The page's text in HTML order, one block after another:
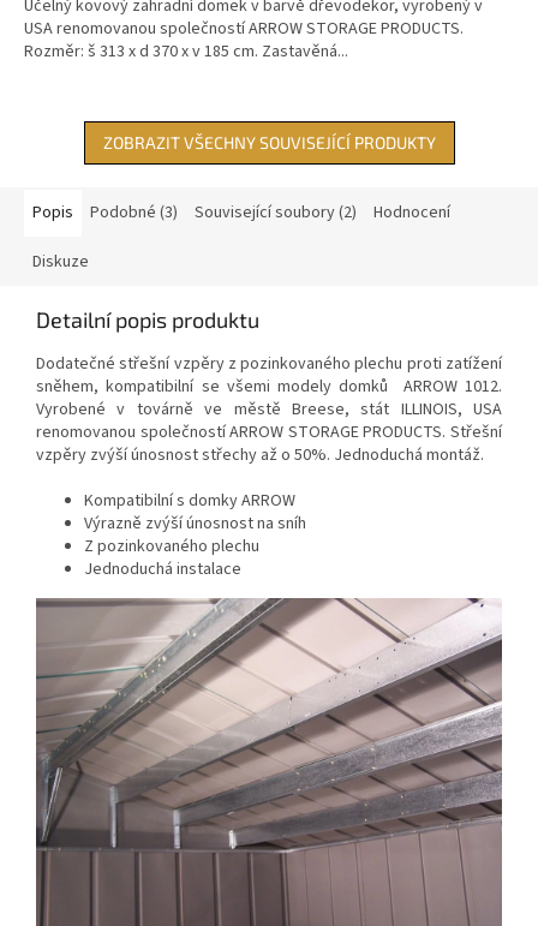
Účelný kovový zahradní domek v barvě dřevodekor, vyrobený v
USA renomovanou společností ARROW STORAGE PRODUCTS.
Rozměr: š 313 x d 370 x v 185 cm. Zastavěná...
ZOBRAZIT VŠECHNY SOUVISEJÍCÍ PRODUKTY
Popis Podobné (3) Související soubory (2) Hodnocení
Diskuze
Detailní popis produktu
Dodatečné střešní vzpěry z pozinkovaného plechu proti zatížení
sněhem,kompatibilní se všemi modely domků ARROW 1012.
Vyrobené v továrně ve městě Breese, stát ILLINOIS, USA
renomovanou společností ARROW STORAGE PRODUCTS. Střešní
vzpěry zvýší únosnost střechy až o 50%. Jednoduchá montáž.
Kompatibilní s domky ARROW
Výrazně zvýší únosnost na sníh
Z pozinkovaného plechu
Jednoduchá instalace